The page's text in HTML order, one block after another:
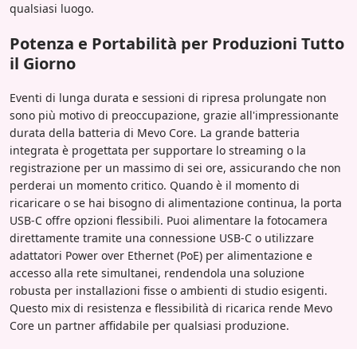
qualsiasi luogo.
Potenza e Portabilità per Produzioni Tutto
il Giorno
Eventi di lunga durata e sessioni di ripresa prolungate non
sono più motivo di preoccupazione, grazie all'impressionante
durata della batteria di Mevo Core. La grande batteria
integrata è progettata per supportare lo streaming o la
registrazione per un massimo di sei ore, assicurando che non
perderai un momento critico. Quando è il momento di
ricaricare o se hai bisogno di alimentazione continua, la porta
USB-C offre opzioni flessibili. Puoi alimentare la fotocamera
direttamente tramite una connessione USB-C o utilizzare
adattatori Power over Ethernet (PoE) per alimentazione e
accesso alla rete simultanei, rendendola una soluzione
robusta per installazioni fisse o ambienti di studio esigenti.
Questo mix di resistenza e flessibilità di ricarica rende Mevo
Core un partner affidabile per qualsiasi produzione.